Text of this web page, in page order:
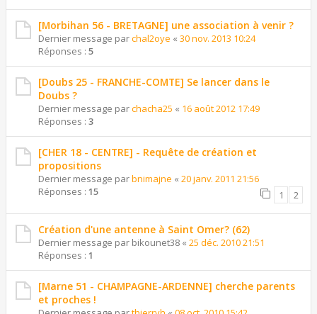
[Morbihan 56 - BRETAGNE] une association à venir ?
Dernier message parchal2oye « 30 nov. 2013 10:24
Réponses : 5
[Doubs 25 - FRANCHE-COMTE] Se lancer dans le
Doubs ?
Dernier message parchacha25 « 16 août 2012 17:49
Réponses : 3
[CHER 18 - CENTRE] - Requête de création et
propositions
Dernier message parbnimajne « 20 janv. 2011 21:56
Réponses : 15 1 2
Création d'une antenne à Saint Omer? (62)
Dernier message par bikounet38 « 25 déc. 2010 21:51
Réponses : 1
[Marne 51 - CHAMPAGNE-ARDENNE] cherche parents
et proches !